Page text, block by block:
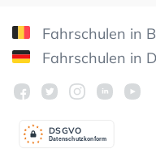
Fahrschulen in
Fahrschulen in
Datenschutzkonform
DSGVO